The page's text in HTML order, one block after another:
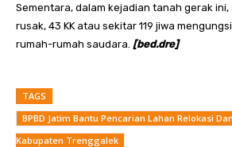
Sementara, dalam kejadian tanah gerak
rusak, 43 KK atau sekitar 119 jiwa
rumah-rumah saudara. [bed.dre]
TAGS
BPBD Jatim Bantu Pencarian Lahan Relokasi
Kabupaten Trenggalek